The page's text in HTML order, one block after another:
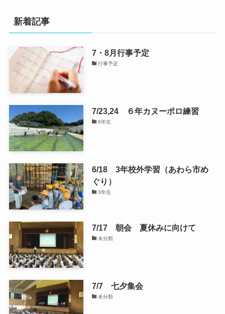
新着記事
7・8月行事予定
行事予定
7/23,24 ６年カヌーポロ練習
6年生
6/18 3年校外学習（あわら市め
ぐり）
3年生
7/17 朝会 夏休みに向けて
未分類
7/7 七夕集会
未分類